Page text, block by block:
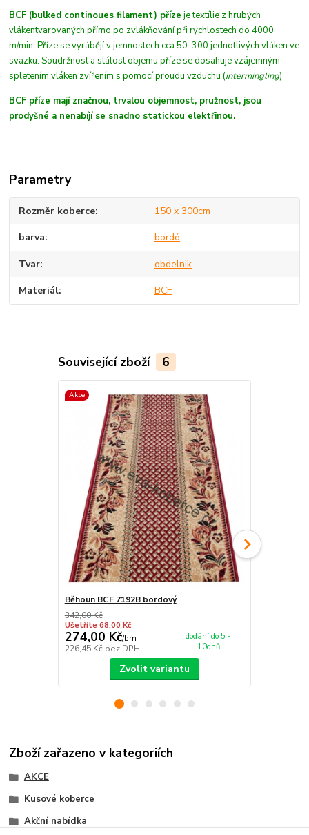
BCF (bulked continoues filament) příze je textílie z hrubých
vlákentvarovanýchpřímo po zvlákňování při rychlostech do 4000
m/min. Příze se vyrábějí v jemnostech cca 50-300 jednotlivých vláken ve
svazku. Soudržnost a stálost objemu příze se dosahuje vzájemným
spletením vláken zvířením s pomocí proudu vzduchu (intermingling)
BCF příze mají značnou, trvalou objemnost, pružnost, jsou
prodyšné a nenabíjí se snadno statickou elektřinou.
Parametry
Rozměr koberce 150 x 300cm
barva bordó
Tvar obdelnik
Materiál BCF
Související zboží 6
Akce
Běhoun BCF 7192B bordový
342,00 Kč
Ušetříte 68,00 Kč
274,00 Kč/bm
226,45 Kč bez DPH
dodání do 5 -
10dnů
Zvolit variantu
Zboží zařazeno v kategoriích
AKCE
Kusové koberce
Akční nabídka